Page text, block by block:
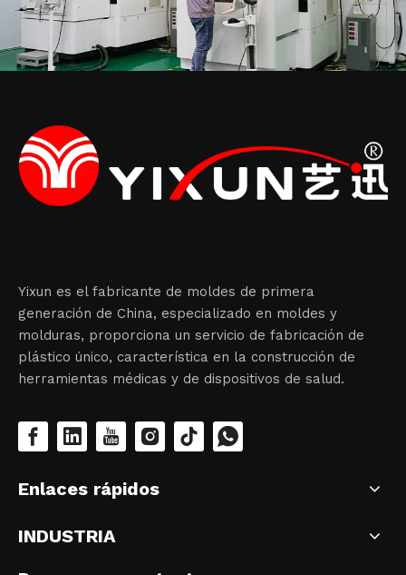
Yixun es el fabricante de moldes de primera
generación de China, especializado en moldes y
molduras, proporciona un servicio de fabricación de
plástico único, característica en la construcción de
herramientas médicas y de dispositivos de salud.
Enlaces rápidos
INDUSTRIA